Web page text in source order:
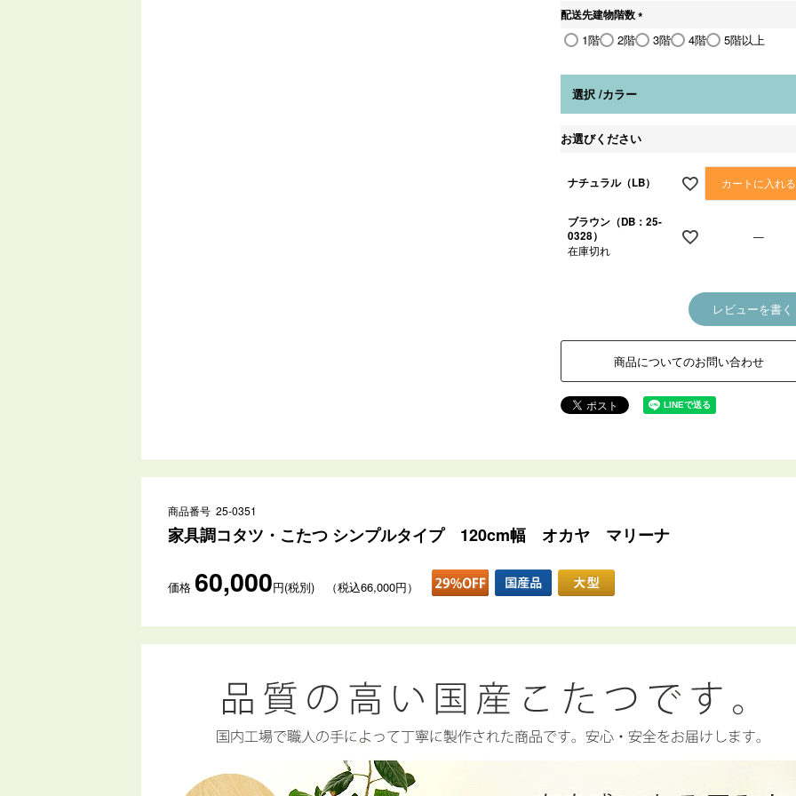
配送先建物階数
(
必
)
1階 2階 3階 4階 5階以上
選択 カラー
お選びください
ナチュラル（LB） カートに入れる
ブラウン（DB：25-
0328）
在庫切れ
—
レビューを書く
商品についてのお問い合わせ
商品番号 25-0351
家具調コタツ・こたつ シンプルタイプ 120cm幅 オカヤ マリーナ
価格 60,000円(税別) （税込66,000円）